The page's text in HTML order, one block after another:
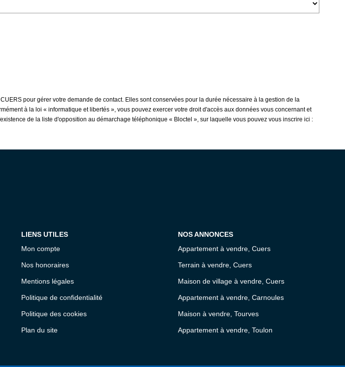
pour gérer votre demande de contact. Elles sont conservées pour la durée nécessaire à la gestion de la
à la loi « informatique et libertés », vous pouvez exercer votre droit d'accès aux données vous concernant et
de la liste d'opposition au démarchage téléphonique « Bloctel », sur laquelle vous pouvez vous inscrire ici :
LIENS UTILES
Mon compte
Nos honoraires
Mentions légales
Politique de confidentialité
Politique des cookies
Plan du site
NOS ANNONCES
Appartement à vendre, Cuers
Terrain à vendre, Cuers
Maison de village à vendre, Cuers
Appartement à vendre, Carnoules
Maison à vendre, Tourves
Appartement à vendre, Toulon